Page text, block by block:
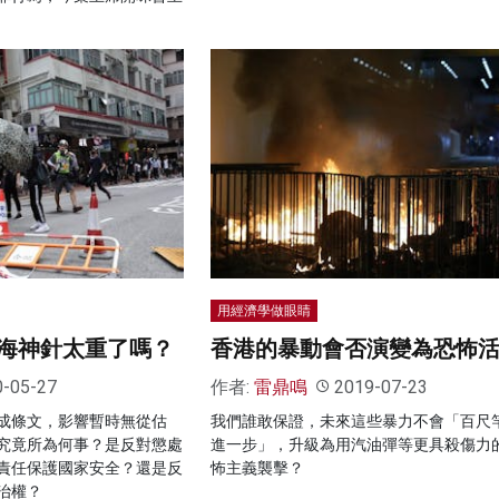
神針太重了嗎？
05-27
條文，影響暫時無從估
竟所為何事？是反對懲處
任保護國家安全？還是反
權？
用經濟學做眼睛
香港的暴動會否演變為恐怖
作者: 雷鼎鳴 2019-07-23
我們誰敢保證，未來這些暴力不會「百尺
進一步」，升級為用汽油彈等更具殺傷力
怖主義襲擊？